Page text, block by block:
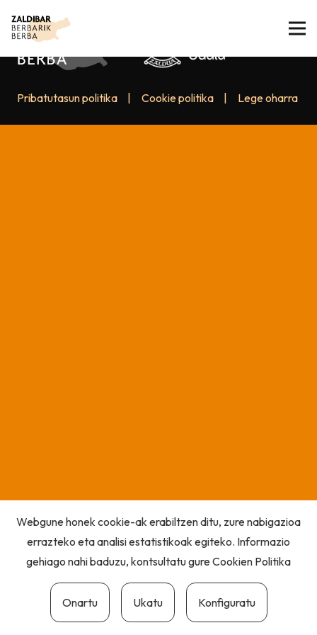
Pribatutasun politika Cookie politika Lege oharra
Webgune honek cookie-ak erabiltzen ditu, zure nabigazioa
errazteko eta analisi estatistikoak egiteko. Informazio
gehiago nahi baduzu, kontsultatu gureCookien Politika
Onartu Ukatu Konfiguratu